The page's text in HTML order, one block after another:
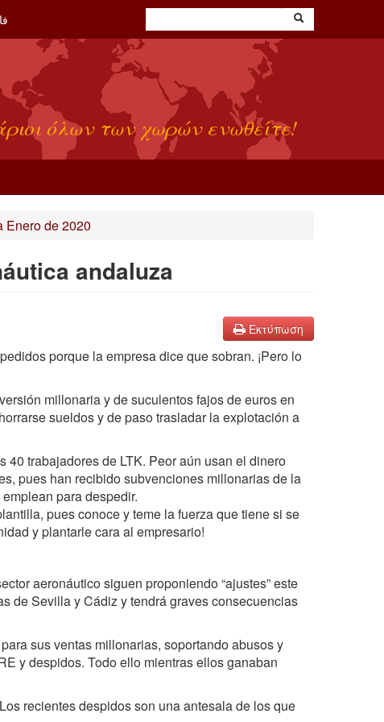
όλων των χωρών ενωθείτε!
Enero de 2020
andaluza
Εκτύπωση
porque la empresa dice que sobran. ¡Pero lo
millonaria y de suculentos fajos de euros en
sueldos y de paso trasladar la explotación a
trabajadores de LTK. Peor aún usan el dinero
pues han recibido subvenciones millonarias de la
para despedir.
pues conoce y teme la fuerza que tiene si se
y plantarle cara al empresario!
aeronáutico siguen proponiendo “ajustes” este
de Sevilla y Cádiz y tendrá graves consecuencias
sus ventas millonarias, soportando abusos y
y despidos. Todo ello mientras ellos ganaban
recientes despidos son una antesala de los que